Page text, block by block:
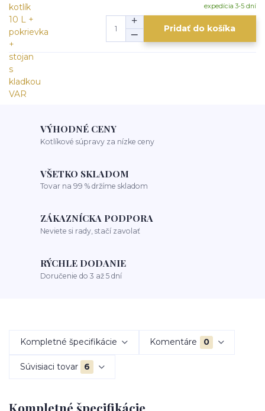
expedícia 3-5 dní
Pridať do košíka
VÝHODNÉ CENY
Kotlíkové súpravy za nízke ceny
VŠETKO SKLADOM
Tovar na 99 % držíme skladom
ZÁKAZNÍCKA PODPORA
Neviete si rady, stačí zavolať
RÝCHLE DODANIE
Doručenie do 3 až 5 dní
Kompletné špecifikácie Komentáre 0
Súvisiaci tovar 6
Kompletné špecifikácie